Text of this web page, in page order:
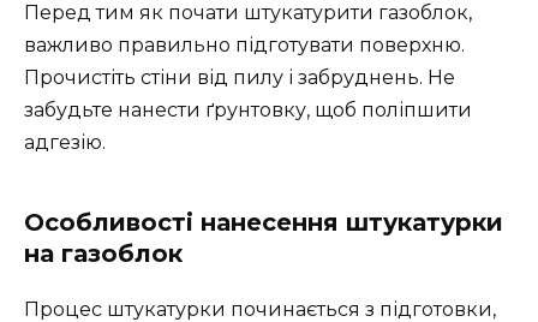
Перед тим як почати штукатурити газоблок,
важливо правильно підготувати поверхню.
Прочистіть стіни від пилу і забруднень. Не
забудьте нанести ґрунтовку, щоб поліпшити
адгезію.
Особливості нанесення штукатурки
на газоблок
Процес штукатурки починається з підготовки,